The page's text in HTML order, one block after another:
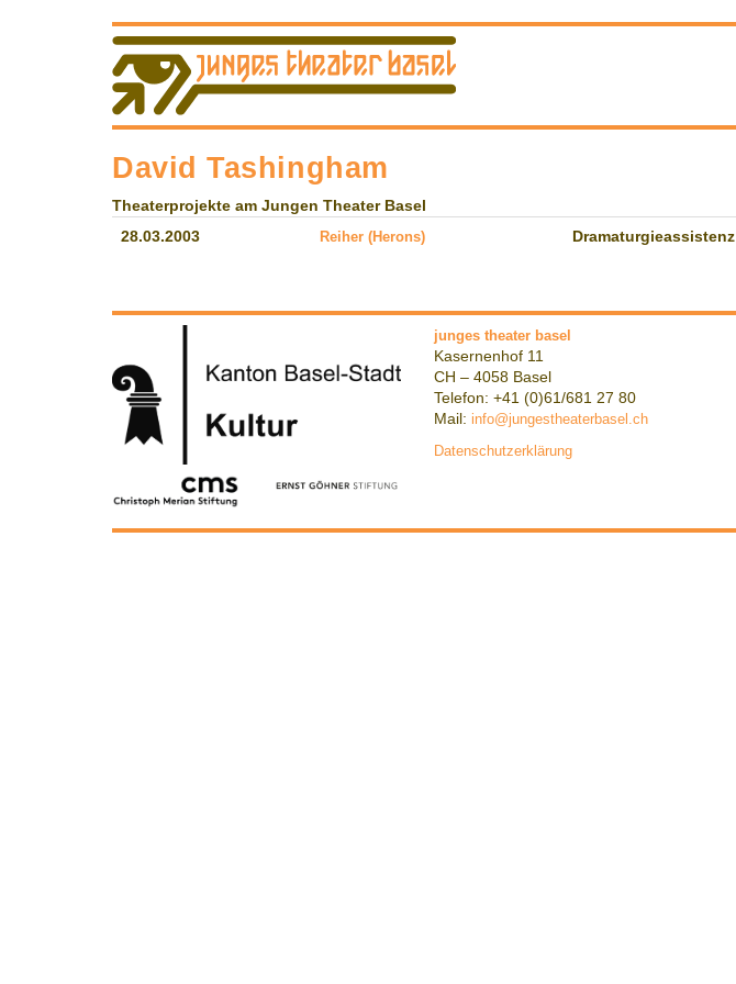
David Tashingham
Theaterprojekte am Jungen Theater Basel
28.03.2003 Reiher (Herons) Dramaturgieassistenz
junges theater basel
Kasernenhof 11
CH – 4058 Basel
Telefon: +41 (0)61/681 27 80
Mail: info@jungestheaterbasel.ch
Datenschutzerklärung